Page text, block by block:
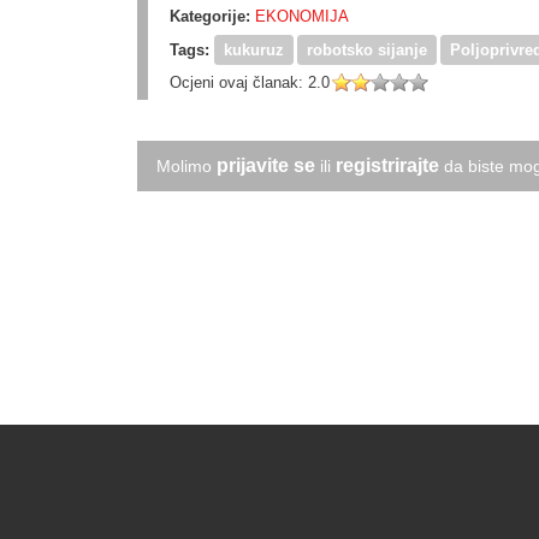
Kategorije: EKONOMIJA
Tags:
kukuruz robotsko sijanje
Ocjeni ovaj članak: 2.0
Molimo prijavite se ili registrirajte da biste